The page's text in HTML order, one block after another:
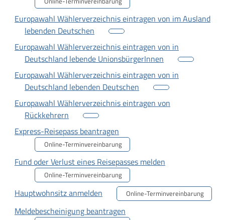
Europawahl Wählerverzeichnis eintragen von im Ausland
lebenden Deutschen
Europawahl Wählerverzeichnis eintragen von in
Deutschland lebende UnionsbürgerInnen
Europawahl Wählerverzeichnis eintragen von in
Deutschland lebenden Deutschen
Europawahl Wählerverzeichnis eintragen von
Rückkehrern
Express-Reisepass beantragen
Online-Terminvereinbarung
Fund oder Verlust eines Reisepasses melden
Online-Terminvereinbarung
Hauptwohnsitz anmelden Online-Terminvereinbarung
Meldebescheinigung beantragen